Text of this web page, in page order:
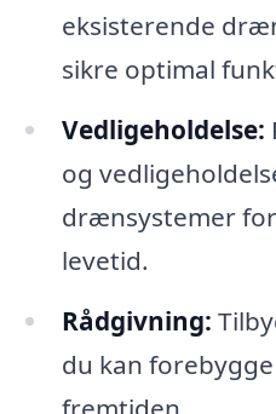
eksisterende
sikre optimal
Vedligeholdelse:
og
drænsystemer
levetid.
Rådgivning:
du kan